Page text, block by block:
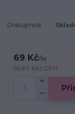
Dostupnost
69 Kč/ks
56 Kč bez DPH